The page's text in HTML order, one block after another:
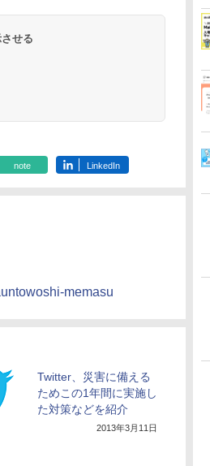
せる
note LinkedIn
memasu
Twitter、災害に備える
ためこの1年間に実施し
た対策などを紹介
2013年3月11日